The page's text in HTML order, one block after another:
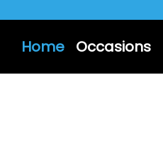
Home Occasions